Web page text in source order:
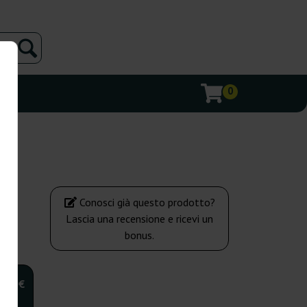
0
€
Conosci già questo prodotto?
Lascia una recensione e ricevi un
bonus.